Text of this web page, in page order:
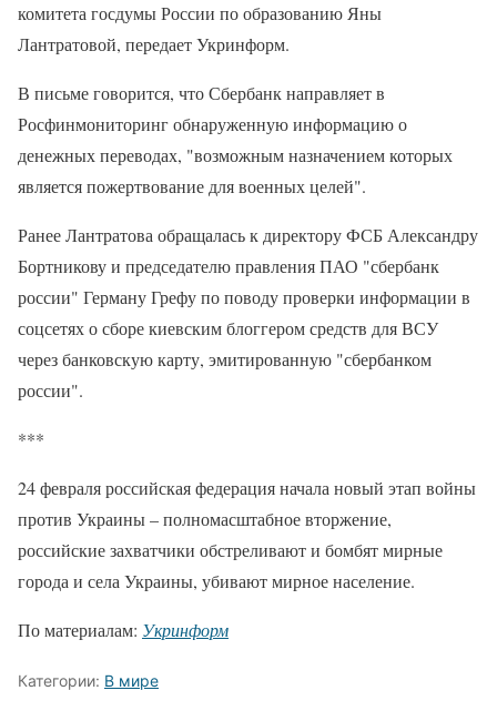
комитета госдумы России по образованию Яны
Лантратовой, передает Укринформ.
В письме говорится, что Сбербанк направляет в
Росфинмониторинг обнаруженную информацию о
денежных переводах, "возможным назначением которых
является пожертвование для военных целей".
Ранее Лантратова обращалась к директору ФСБ Александру
Бортникову и председателю правления ПАО "сбербанк
россии" Герману Грефу по поводу проверки информации в
соцсетях о сборе киевским блоггером средств для ВСУ
через банковскую карту, эмитированную "сбербанком
россии".
***
24 февраля российская федерация начала новый этап войны
против Украины – полномасштабное вторжение,
российские захватчики обстреливают и бомбят мирные
города и села Украины, убивают мирное население.
По материалам: Укринформ
Категории: В мире